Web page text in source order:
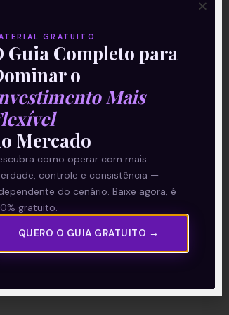
GRATUITO
Guia Completo para
o
Mais
Mercado
como operar com mais
controle e consistência —
do cenário. Baixe agora, é
gratuito.
QUERO O GUIA GRATUITO →